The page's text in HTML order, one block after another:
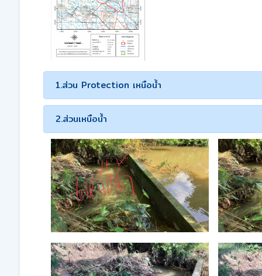
1.ส่วน Protection เหนือน้ำ
2.ส่วนเหนือน้ำ